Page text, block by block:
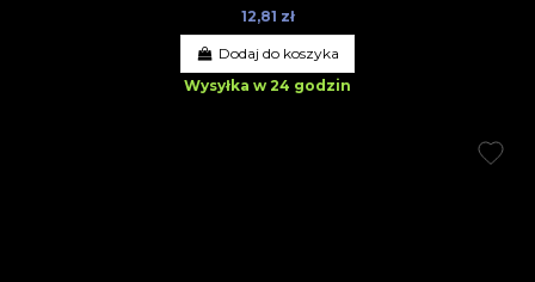
12,81 zł
Dodaj do koszyka
Wysyłka w 24 godzin